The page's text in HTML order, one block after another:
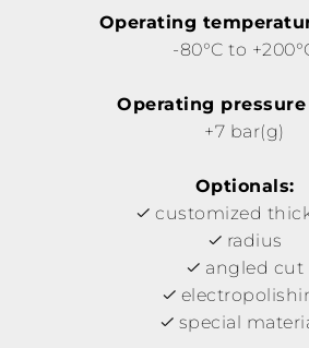
Operating
-80°C to
Operating pressure
+7 bar(g)
Optionals:
customized
radius
angled cut
special